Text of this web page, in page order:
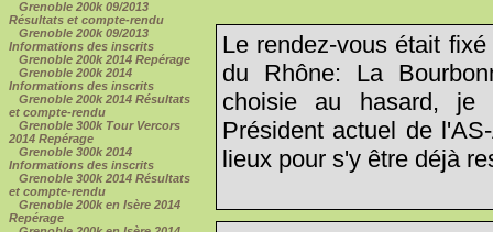
Grenoble 200k 09/2013
Résultats et compte-rendu
Grenoble 200k 09/2013
Informations des inscrits
Grenoble 200k 2014 Repérage
Grenoble 200k 2014
Informations des inscrits
Grenoble 200k 2014 Résultats
et compte-rendu
Grenoble 300k Tour Vercors
2014 Repérage
Grenoble 300k 2014
Informations des inscrits
Grenoble 300k 2014 Résultats
et compte-rendu
Grenoble 200k en Isère 2014
Repérage
Le rendez-vous était
du Rhône: La
choisie au hasard,
Président actuel de
lieux pour s'y être déjà